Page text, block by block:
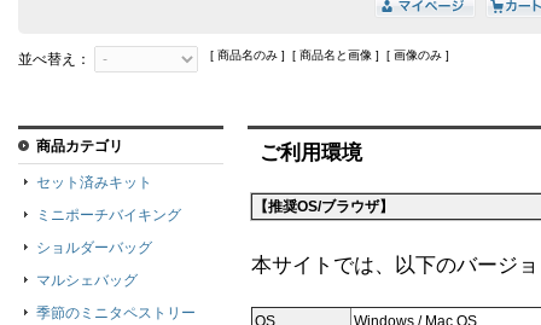
並べ替え： [ 商品名のみ ] [ 商品名と画像 ] [ 画像のみ ]
ご利用環境
【推奨OS/ブラウザ】
本サイトでは、以下のバージ
商品カテゴリ
セット済みキット
ミニポーチバイキング
ショルダーバッグ
マルシェバッグ
季節のミニタペストリー